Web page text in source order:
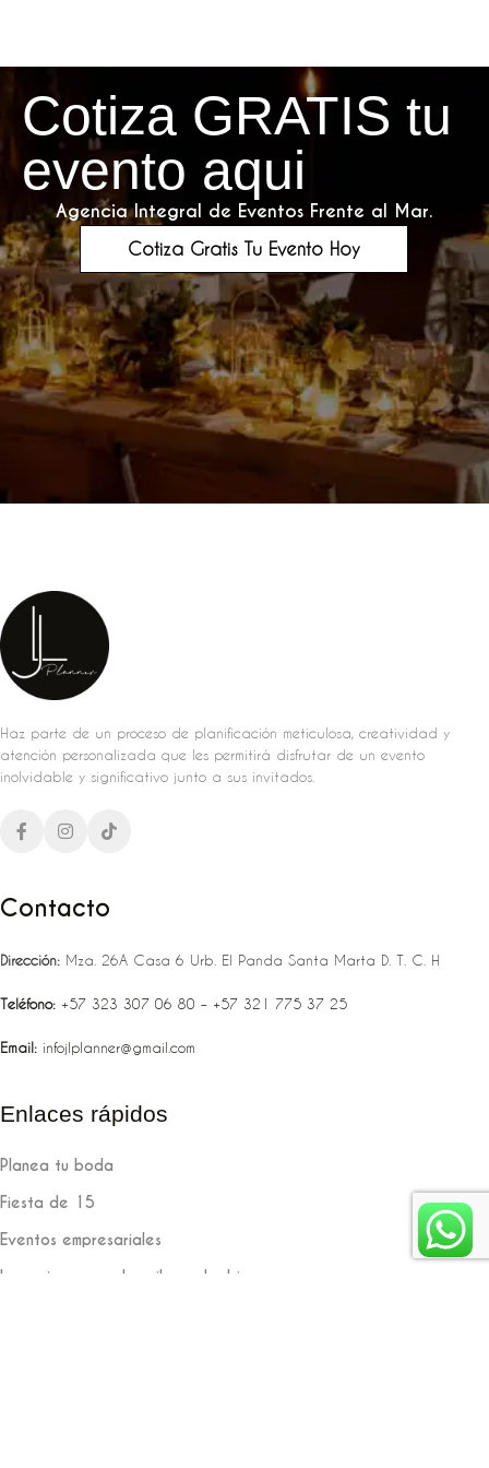
Cotiza GRATIS tu
evento aqui
Agencia Integral de Eventos Frente al Mar.
Cotiza Gratis Tu Evento Hoy
Haz parte de un proceso de planificación meticulosa, creatividad y
atención personalizada que les permitirá disfrutar de un evento
inolvidable y significativo junto a sus invitados.
Contacto
Dirección: Mza. 26A Casa 6 Urb. El Panda Santa Marta D. T. C. H
Teléfono: ‪‪‪+57 323 307 06 80‬‬‬ – +57 321 775 37 25
Email: infojlplanner@gmail.com
Enlaces rápidos
Planea tu boda
Fiesta de 15
Eventos empresariales
Locaciones en el caribe colombiano